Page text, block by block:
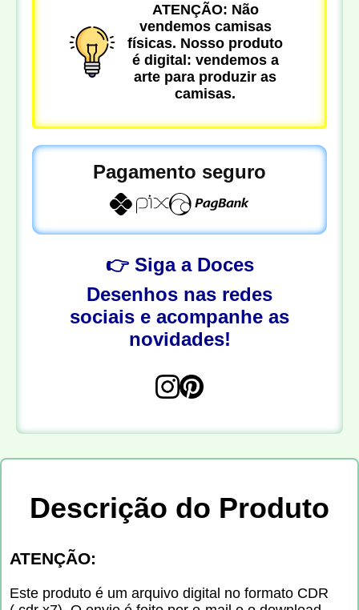
ATENÇÃO: Não
vendemos camisas
físicas. Nosso produto
é digital: vendemos a
arte para produzir as
camisas.
Pagamento seguro
👉 Siga a Doces
Desenhos nas redes
sociais e acompanhe as
novidades!
Descrição do Produto
ATENÇÃO:
Este produto é um arquivo digital no formato CDR